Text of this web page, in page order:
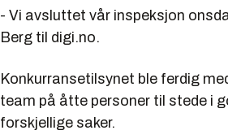
- Vi avsluttet vår inspeksjon
Berg til digi.no.
Konkurransetilsynet ble ferdig
team på åtte personer til stede i
forskjellige saker.